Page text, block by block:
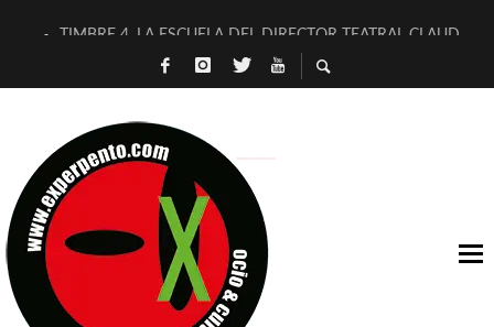
TIMBRE 4, LA ESCUELA DEL DIRECTOR TEATRAL CLAUDIO
30 AÑOS (NO ES NADA) DE LA KATARSIS DEL TOMATAZO
D’BALDOMEROS REINVENTAN [BITÁCORA 3.0] EN EXVITA
MARSHALL FLASH PRESENTA EN EXVITA [RELATIVA
JOFRE BARDAGÍ EN EXVITA INTERPRETANDO A SERRAT
YORCH PRESENTA [CURSO DE ARMONÍA PERSECUTORIA]
MAGALÍ SARE NOS EXPLICA [DESCASADA]